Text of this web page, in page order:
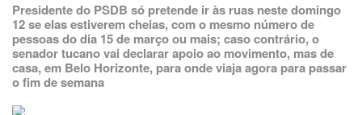
Presidente do PSDB só pretende ir às ruas neste domingo
12 se elas estiverem cheias, com o mesmo número de
pessoas do dia 15 de março ou mais; caso contrário, o
senador tucano vai declarar apoio ao movimento, mas de
casa, em Belo Horizonte, para onde viaja agora para passar
o fim de semana